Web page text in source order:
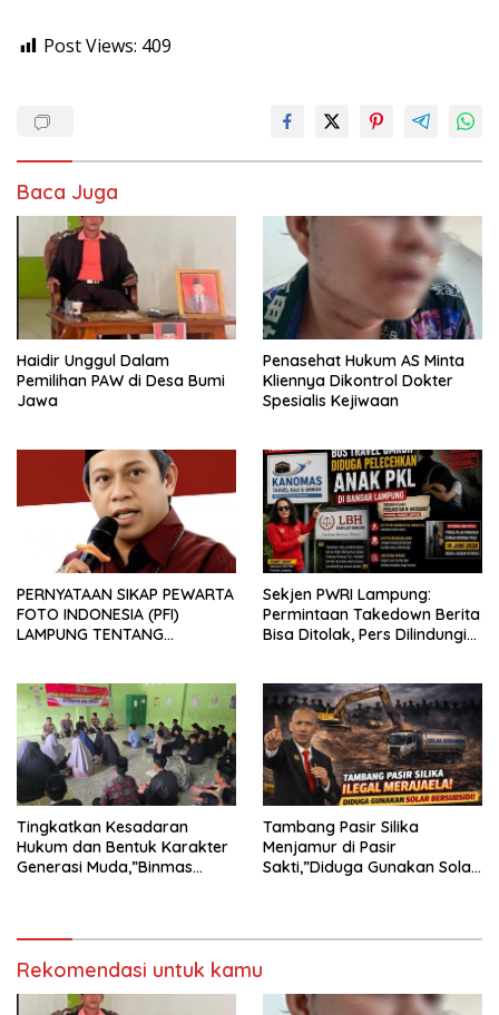
Post Views: 409
Baca Juga
Haidir Unggul Dalam
Pemilihan PAW di Desa Bumi
Jawa
Penasehat Hukum AS Minta
Kliennya Dikontrol Dokter
Spesialis Kejiwaan
PERNYATAAN SIKAP PEWARTA
FOTO INDONESIA (PFI)
LAMPUNG TENTANG
TERHADAP JURNALIS DI
PENGADILAN NEGERI
TANJUNG KARANG.
Sekjen PWRI Lampung:
Permintaan Takedown Berita
Bisa Ditolak, Pers Dilindungi
Tingkatkan Kesadaran
Hukum dan Bentuk Karakter
Generasi Muda,”Binmas
Tambang Pasir Silika
Menjamur di Pasir
Sakti,”Diduga Gunakan Solar
Rekomendasi untuk kamu